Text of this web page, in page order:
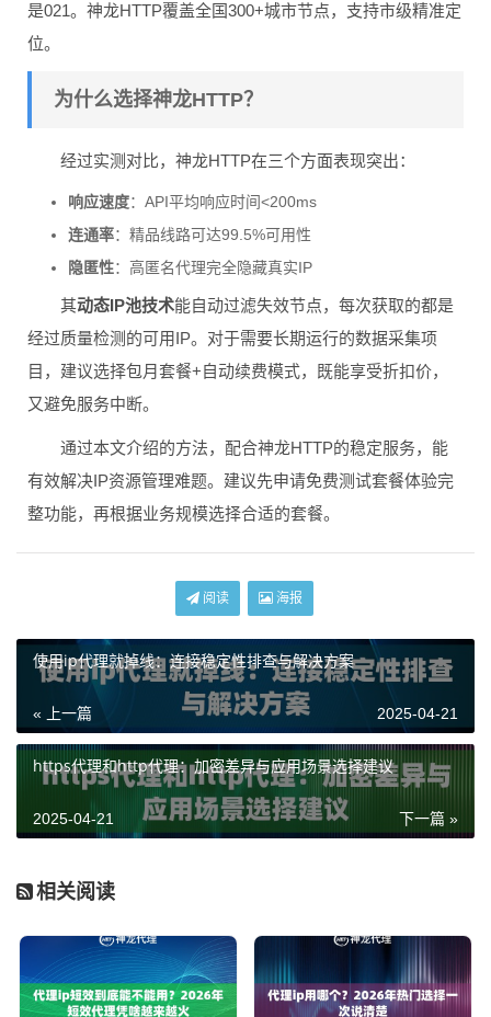
是021。神龙HTTP覆盖全国300+城市节点，支持市级精准定
位。
为什么选择神龙HTTP？
经过实测对比，神龙HTTP在三个方面表现突出：
响应速度：API平均响应时间<200ms
连通率：精品线路可达99.5%可用性
隐匿性：高匿名代理完全隐藏真实IP
其动态IP池技术能自动过滤失效节点，每次获取的都是
经过质量检测的可用IP。对于需要长期运行的数据采集项
目，建议选择包月套餐+自动续费模式，既能享受折扣价，
又避免服务中断。
通过本文介绍的方法，配合神龙HTTP的稳定服务，能
有效解决IP资源管理难题。建议先申请免费测试套餐体验完
整功能，再根据业务规模选择合适的套餐。
阅读 海报
使用ip代理就掉线：连接稳定性排查与解决方案
« 上一篇 2025-04-21
https代理和http代理：加密差异与应用场景选择建议
下一篇 »
2025-04-21
相关阅读